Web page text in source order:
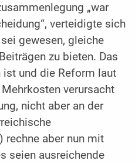
„war
verteidigte sich
gewesen, gleiche
zu bieten. Das
und die Reform laut
verursacht
nicht aber an der
rechne aber nun mit
seien ausreichende